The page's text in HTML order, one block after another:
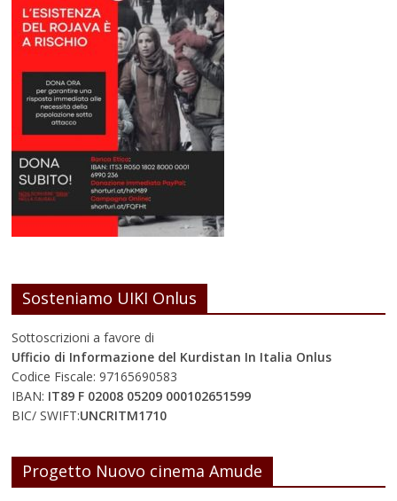
Sosteniamo UIKI Onlus
Sottoscrizioni a favore di
Ufficio di Informazione del Kurdistan In Italia Onlus
Codice Fiscale: 97165690583
IBAN: IT89 F 02008 05209 000102651599
BIC/ SWIFT:UNCRITM1710
Progetto Nuovo cinema Amude